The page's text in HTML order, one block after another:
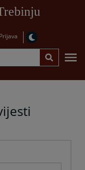
Prijava